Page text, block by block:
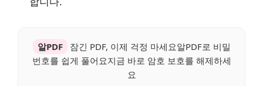
알PDF
잠긴 PDF, 이제 걱정 마세요알PDF로 비밀
번호를 쉽게 풀어요지금 바로 암호 보호를 해제하세
요